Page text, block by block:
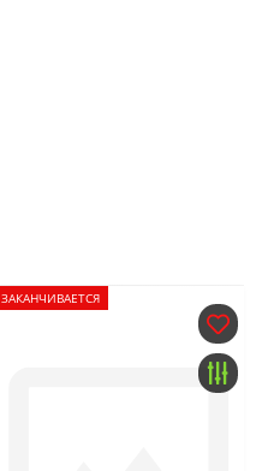
ЗАКАНЧИВАЕТСЯ